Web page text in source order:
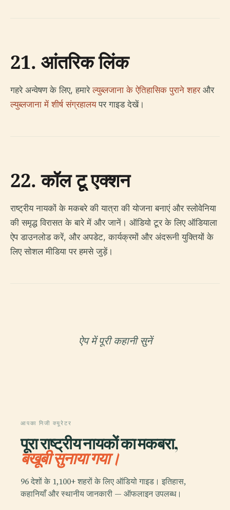
21. आंतरिक लिंक
गहरे अन्वेषण के लिए, हमारेल्युब्लजाना के ऐतिहासिक पुराने शहरऔर
ल्युब्लजाना में शीर्ष संग्रहालयपर गाइड देखें।
22. कॉल टू एक्शन
राष्ट्रीय नायकों के मकबरे की यात्रा की योजना बनाएं और स्लोवेनिया
की समृद्ध विरासत के बारे में और जानें। ऑडियो टूर के लिए ऑडियाला
ऐप डाउनलोड करें, और अपडेट, कार्यक्रमों और अंदरूनी युक्तियों के
लिए सोशल मीडिया पर हमसे जुड़ें।
ऐप में पूरी कहानी सुनें
आपका निजी क्यूरेटर
पूरा राष्ट्रीय नायकों का मकबरा,
बखूबी सुनाया गया।
96 देशों के 1,100+ शहरों के लिए ऑडियो गाइड। इतिहास,
कहानियाँ और स्थानीय जानकारी — ऑफलाइन उपलब्ध।